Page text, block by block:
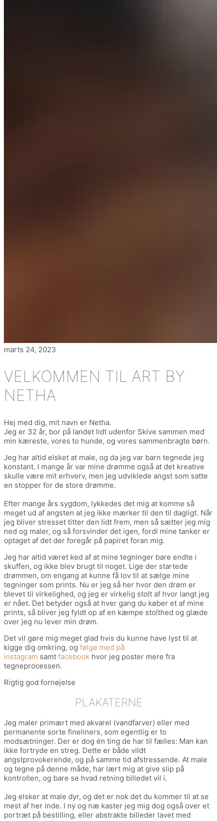
marts 24, 2023
VELKOMMEN TIL ART BY
NETHA
Hej med dig, mit navn er Netha.
Jeg er 32 år, bor på landet lidt udenfor Skive sammen med
min kæreste, vores to hunde, og vores sammenbragte børn.
Jeg har altid elsket at male, og da jeg var barn tegnede jeg
konstant. I mange år var mine drømme også at det kreative
skulle være mit erhverv, men jeg udviklede angst som satte
en stopper for de store drømme.
Efter mange års sygdom, lykkedes det mig at komme så
meget ud af angsten at jeg ikke mærker til den til dagligt. Når
jeg bliver stresset titter den lidt frem, men så sætter jeg mig
ned og maler, og så forsvinder det igen, fordi mine tanker er
optaget af det der foregår på papiret foran mig.
Jeg har altid været ked af at mine tegninger bare endte i
skuffen, og ikke blev brugt til noget. Lige der startede
drømmen, om engang at kunne få lov til at sælge mine
tegninger som prints. Nu er jeg så her hvor den drøm er
blevet til virkelighed, og jeg er virkelig stolt af hvor langt jeg
er nået. Det betyder også at hver gang du køber et af mine
prints, så bliver jeg fyldt op af en kæmpe stolthed og glæde
over jeg nu lever min drøm.
Det vil gøre mig meget glad hvis du kunne have lyst til at
kigge dig omkring, og følge med på
instagram samt facebook hvor jeg poster mere fra
tegneprocessen.
Rigtig god fornøjelse
PLAKATERNE
Jeg maler primært med akvarel (vandfarver) eller med
permanente sorte fineliners, som egentlig er to
modsætninger. Der er dog én ting de har til fælles: Man kan
ikke fortryde en streg. Dette er både vildt
angstprovokerende, og på samme tid afstressende. At male
og tegne på denne måde, har lært mig at give slip på
kontrollen, og bare se hvad retning billedet vil i.
Jeg elsker at male dyr, og det er nok det du kommer til at se
mest af her inde. I ny og næ kaster jeg mig dog også over et
portræt på bestilling, eller abstrakte billeder lavet med